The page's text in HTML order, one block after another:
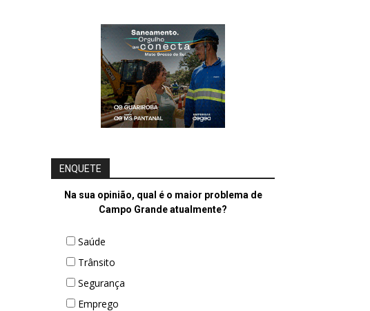
ENQUETE
Na sua opinião, qual é o maior problema de
Campo Grande atualmente?
Saúde
Trânsito
Segurança
Emprego